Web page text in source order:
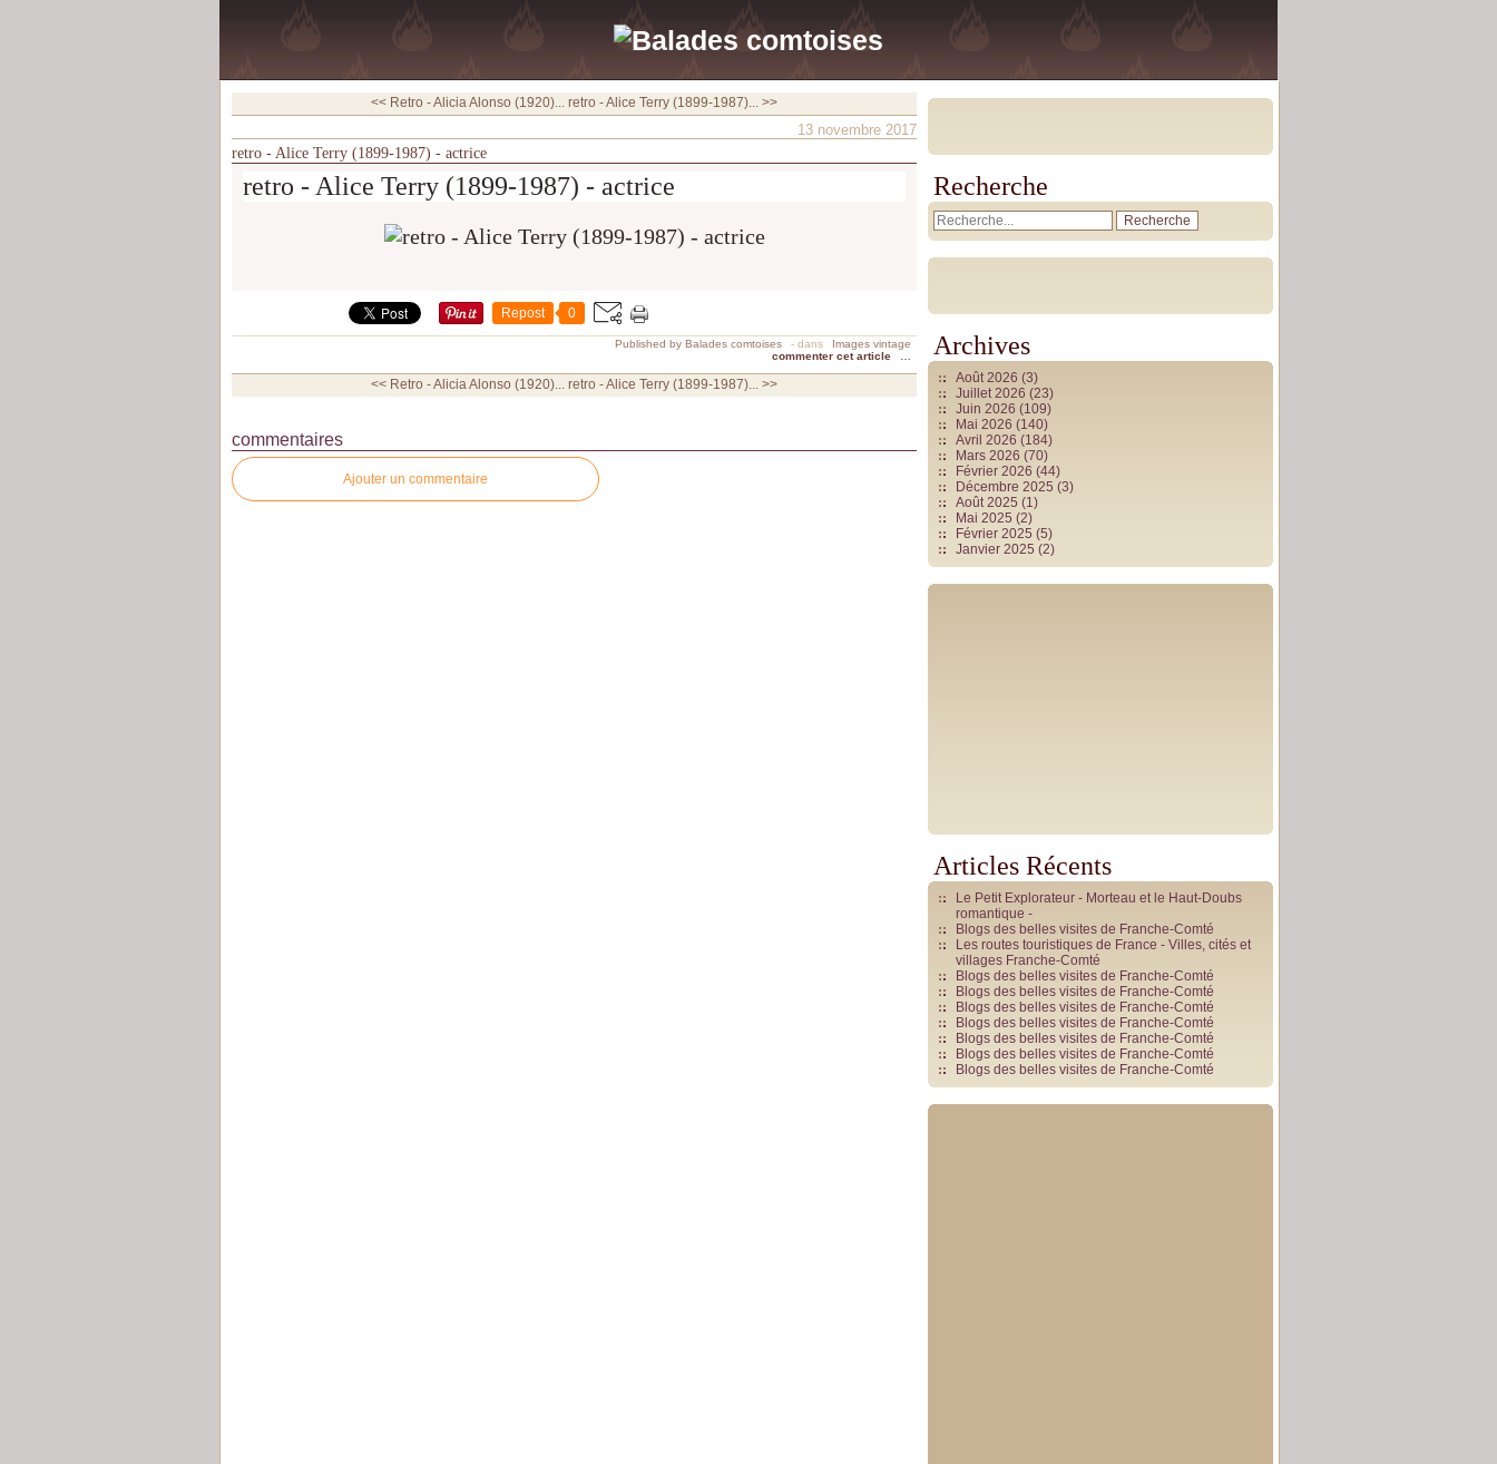
<< Retro - Alicia Alonso (1920)... retro - Alice Terry (1899-1987)... >>
13 novembre 2017
retro - Alice Terry (1899-1987) - actrice
retro - Alice Terry (1899-1987) - actrice
Repost 0
Published by Balades comtoises - dans
Images vintage
commenter cet article
<< Retro - Alicia Alonso (1920)... retro - Alice Terry (1899-1987)... >>
commentaires
Ajouter un commentaire
Recherche
Archives
Août 2026 (3)
Juillet 2026 (23)
Juin 2026 (109)
Mai 2026 (140)
Avril 2026 (184)
Mars 2026 (70)
Février 2026 (44)
Décembre 2025 (3)
Août 2025 (1)
Mai 2025 (2)
Février 2025 (5)
Janvier 2025 (2)
Articles Récents
Le Petit Explorateur - Morteau et le Haut-Doubs
romantique -
Blogs des belles visites de Franche-Comté
Les routes touristiques de France - Villes, cités et
villages Franche-Comté
Blogs des belles visites de Franche-Comté
Blogs des belles visites de Franche-Comté
Blogs des belles visites de Franche-Comté
Blogs des belles visites de Franche-Comté
Blogs des belles visites de Franche-Comté
Blogs des belles visites de Franche-Comté
Blogs des belles visites de Franche-Comté